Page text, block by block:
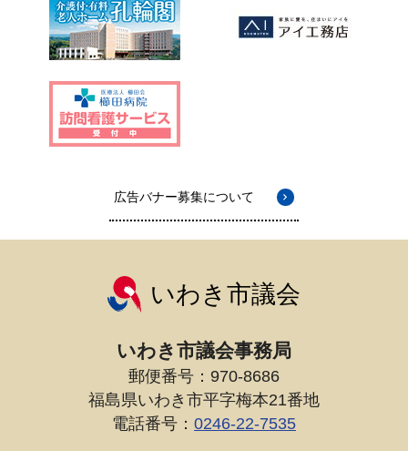
広告バナー募集について
いわき市議会
いわき市議会事務局
郵便番号：970-8686
福島県いわき市平字梅本21番地
電話番号： 0246-22-7535